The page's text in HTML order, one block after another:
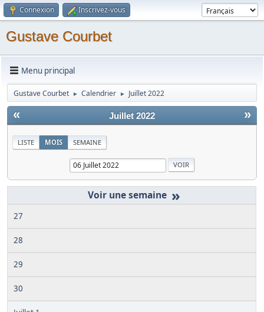
Connexion Inscrivez-vous
Gustave Courbet
Menu principal
Gustave Courbet ► Calendrier ► Juillet 2022
« »
Juillet 2022
LISTE MOIS SEMAINE
»
27
28
29
30